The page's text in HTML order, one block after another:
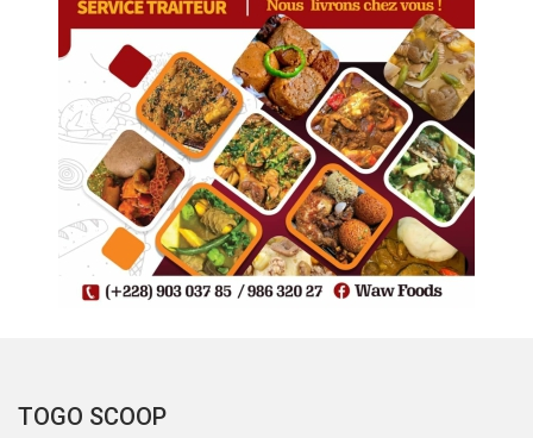
TOGO SCOOP